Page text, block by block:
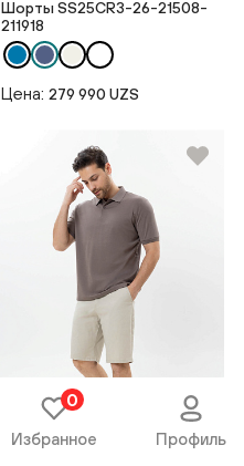
Шорты SS25CR3-26-21508-
211918
Цена: 279 990 UZS
Избранное
0
Профиль